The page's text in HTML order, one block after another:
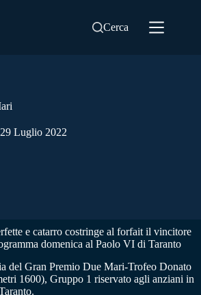
Cerca
29 Luglio 2022
e catarro costringe al forfait il vincitore
domenica al Paolo VI di Taranto
del Gran Premio Due Mari-Trofeo Donato
1600), Gruppo 1 riservato agli anziani in